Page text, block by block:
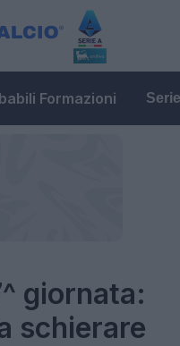
Formazioni
giornata:
schierare